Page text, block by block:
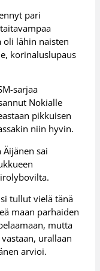
pari
oli lähin naisten
korinaluslupaus
sarjaa
Nokialle
pikkuisen
niin hyvin.
sai
tullut vielä tänä
maan parhaiden
mutta
urallaan
arvioi.